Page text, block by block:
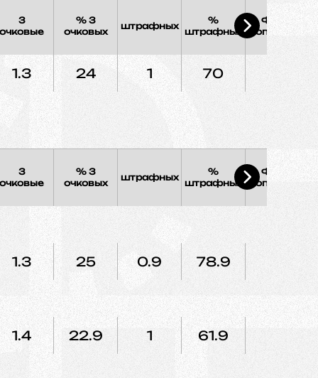
3
очковые
% 3
очковых
штрафных
%
штрафных
Фолы
соперника
1.3 24 1 70
3
очковые
% 3
очковых
штрафных
%
штрафных
Фолы
соперника
1.3 25 0.9 78.9
1.4 22.9 1 61.9